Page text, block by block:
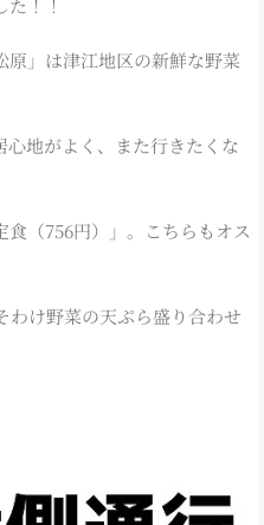
原」は津江地区の新鮮な野菜
地がよく、また行きたくな
（756円）」。こちらもオス
わけ野菜の天ぷら盛り合わせ